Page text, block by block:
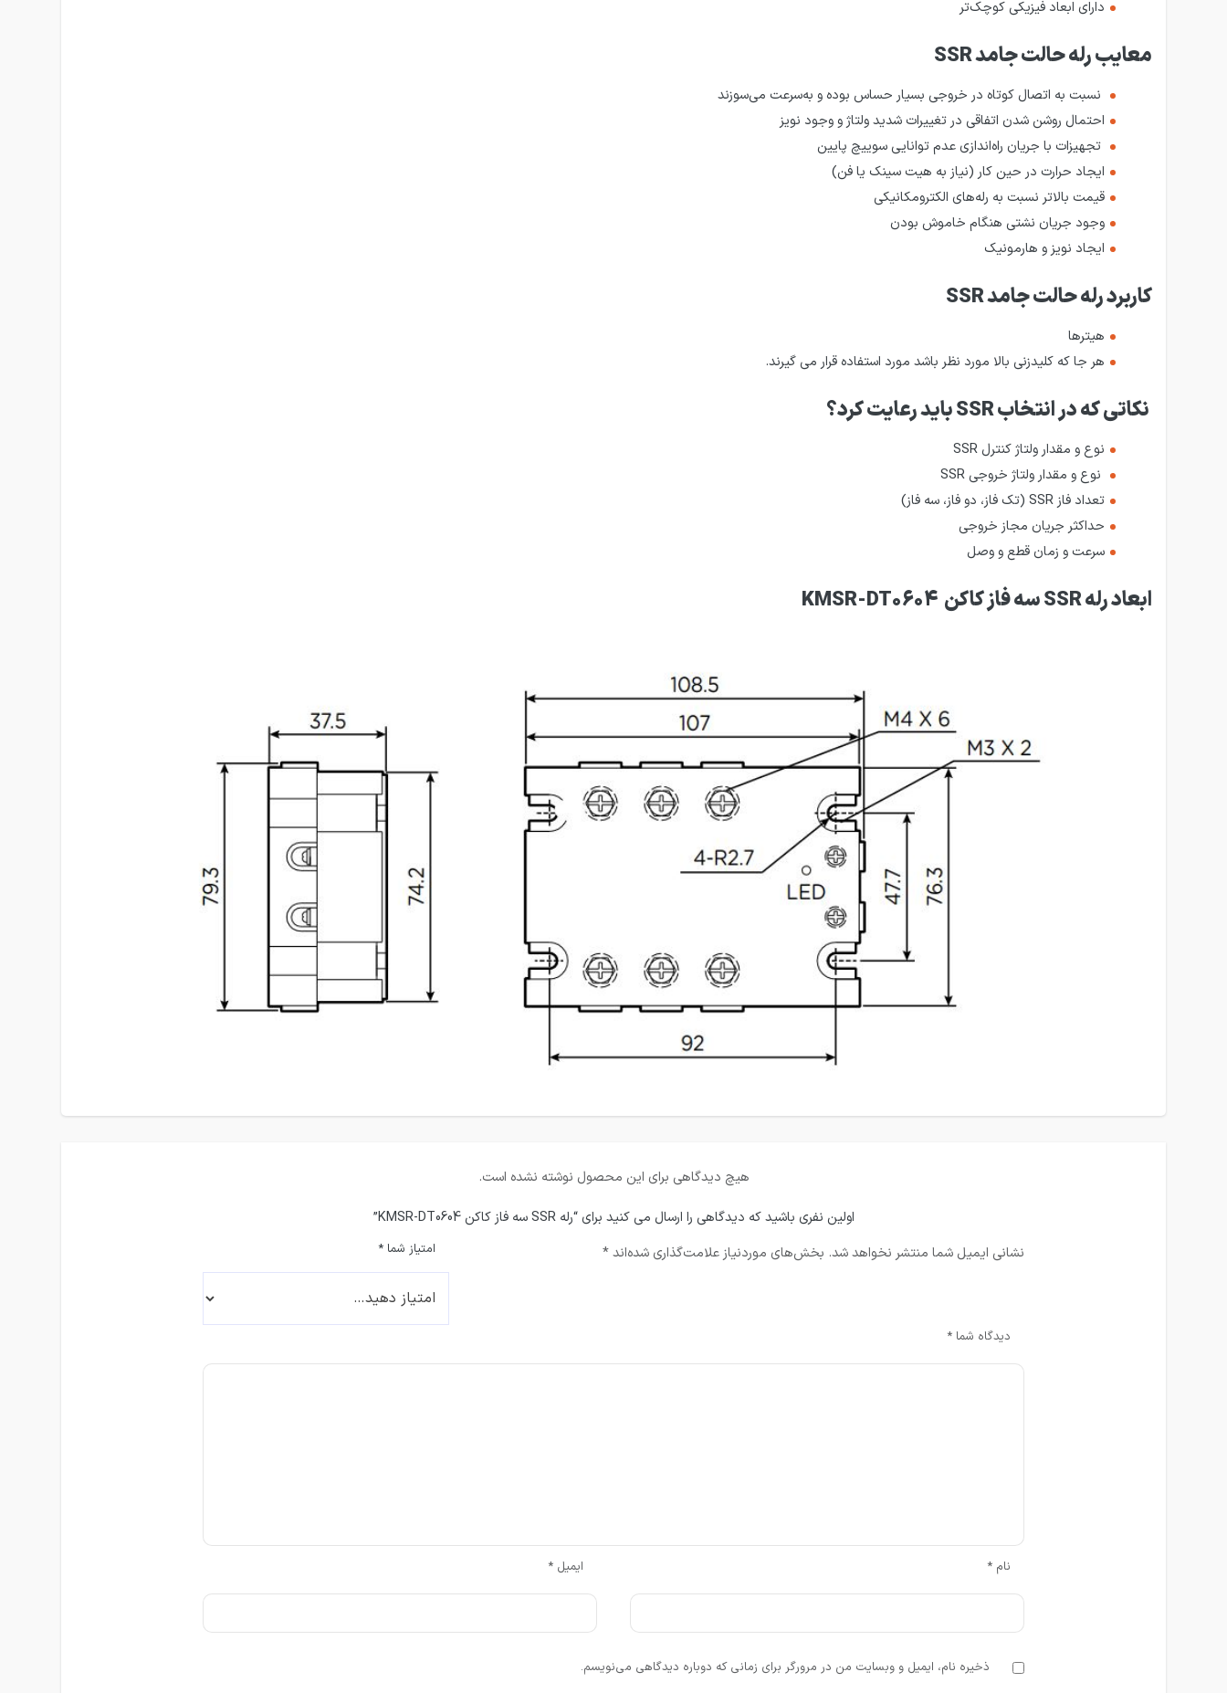
دارای ابعاد فیزیکی کوچک‌تر
معایب رله حالت ‌جامد SSR
نسبت به اتصال کوتاه در خروجی بسیار حساس بوده و به‌سرعت می‌سوزند
احتمال روشن شدن اتفاقی در تغییرات شدید ولتاژ و وجود نویز
تجهیزات با جریان راه‌اندازی عدم توانایی سوییچ پایین
ایجاد حرارت در حین کار (نیاز به هیت سینک یا فن)
قیمت بالاتر نسبت به رله‌های الکترومکانیکی
وجود جریان نشتی هنگام خاموش بودن
ایجاد نویز و هارمونیک
کاربردرله حالت‌ جامد SSR
هیترها
هر جا که کلید­زنی بالا مورد نظر باشد مورد استفاده قرار می ­گیرند.
نکاتی که در انتخاب SSR باید رعایت کرد؟
نوع و مقدار ولتاژ کنترل SSR
نوع و مقدار ولتاژ خروجی SSR
تعداد فاز SSR (تک فاز، دو فاز، سه فاز)
حداکثر جریان مجاز خروجی
سرعت و زمان قطع و وصل
ابعاد رله SSR سه فاز کاکن KMSR-DT0604
هیچ دیدگاهی برای این محصول نوشته نشده است.
اولین نفری باشید که دیدگاهی را ارسال می کنید برای “رله SSR سه فاز کاکن KMSR-DT0604”
نشانی ایمیل شما منتشر نخواهد شد. بخش‌های موردنیاز علامت‌گذاری شده‌اند* امتیاز شما *
دیدگاه شما *
نام * ایمیل *
ذخیره نام، ایمیل و وبسایت من در مرورگر برای زمانی که دوباره دیدگاهی می‌نویسم.